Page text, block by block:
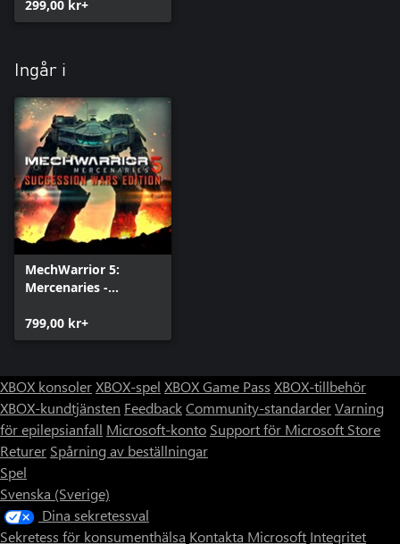
299,00 kr+
Ingår i
MechWarrior 5:
Mercenaries -
Edition
799,00 kr+
XBOX konsolerXBOX-spel XBOX Game Pass XBOX-tillbehör
XBOX-kundtjänsten FeedbackCommunity-standarderVarning
för epilepsianfall Microsoft-konto Support för Microsoft Store
Returer Spårning av beställningar
Spel
Svenska (Sverige)
Dina sekretessval
Sekretess för konsumenthälsa Kontakta Microsoft Integritet